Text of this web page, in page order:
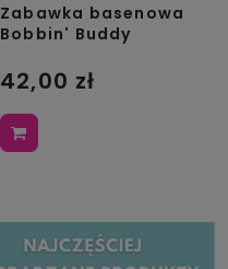
Zabawka basenowa
Bobbin' Buddy
42,00 zł